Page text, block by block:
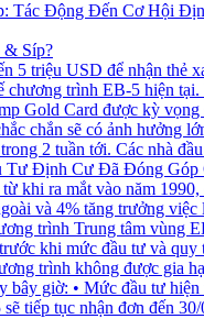
Tác Động Đến Cơ Hội
Síp?